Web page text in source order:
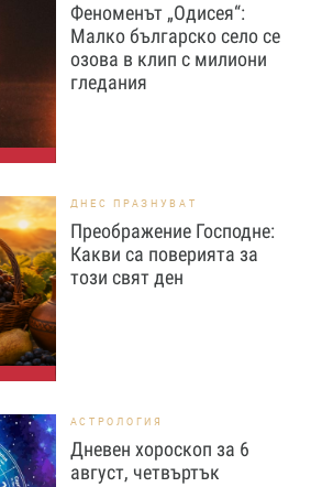
Феноменът „Одисея“:
Малко българско село се
озова в клип с милиони
гледания
ДНЕС ПРАЗНУВАТ
Преображение Господне:
Какви са поверията за
този свят ден
АСТРОЛОГИЯ
Дневен хороскоп за 6
август, четвъртък